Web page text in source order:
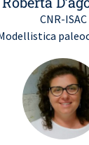
CNR-ISAC